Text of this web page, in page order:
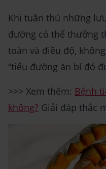
Khi tuân thủ những
đường có thể thưởng
toàn và điều độ,
“tiểu đường ăn bí đỏ
>>> Xem thêm: Bệnh
không? Giải đáp thắc